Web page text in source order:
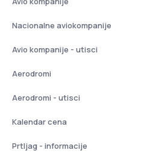
Nacionalne aviokompanije
Avio kompanije - utisci
Aerodromi
Aerodromi - utisci
Kalendar cena
Prtljag - informacije